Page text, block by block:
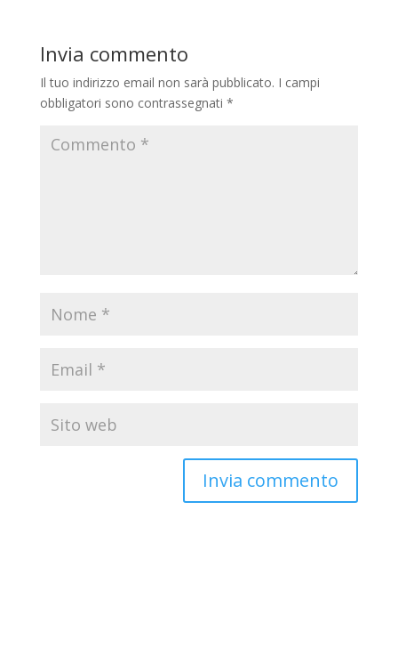
Invia commento
Il tuo indirizzo email non sarà pubblicato. I campi
obbligatori sono contrassegnati *